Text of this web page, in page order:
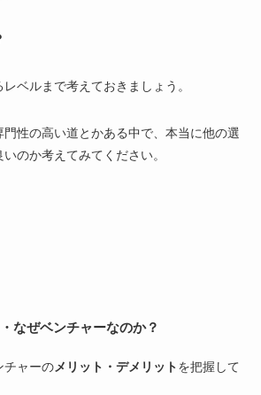
ベルまで考えておきましょう。
性の高い道とかある中で、本当に他の選
のか考えてみてください。
なぜベンチャーなのか？
チャーのメリット・デメリットを把握して